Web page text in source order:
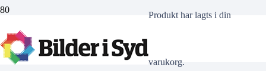
Produkthar lagts i din
varukorg.
EP20210805161